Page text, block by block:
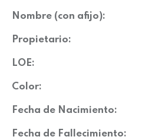
Nombre (con afijo):
Propietario:
LOE:
Color:
Fecha de Nacimiento:
Fecha de Fallecimiento: